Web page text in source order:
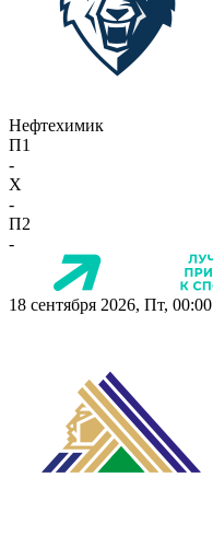
Нефтехимик
П1
-
X
-
П2
-
18 сентября 2026, Пт, 00:00